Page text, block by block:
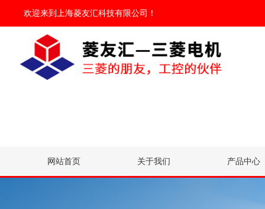
欢迎来到 上海菱友汇科技有限公司 ！
网站首页 关于我们 产品中心